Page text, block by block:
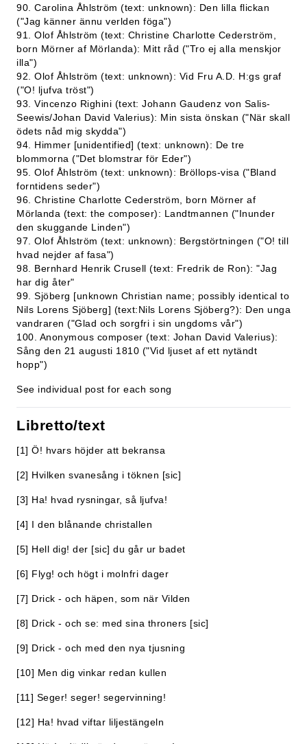
90. Carolina Åhlström (text: unknown): Den lilla flickan
("Jag känner ännu verlden föga")
91. Olof Åhlström (text: Christine Charlotte Cederström,
born Mörner af Mörlanda): Mitt råd ("Tro ej alla menskjor
illa")
92. Olof Åhlström (text: unknown): Vid Fru A.D. H:gs graf
("O! ljufva tröst")
93. Vincenzo Righini (text: Johann Gaudenz von Salis-
Seewis/Johan David Valerius): Min sista önskan ("När skall
ödets nåd mig skydda")
94. Himmer [unidentified] (text: unknown): De tre
blommorna ("Det blomstrar för Eder")
95. Olof Åhlström (text: unknown): Bröllops-visa ("Bland
forntidens seder")
96. Christine Charlotte Cederström, born Mörner af
Mörlanda (text: the composer): Landtmannen ("Inunder
den skuggande Linden")
97. Olof Åhlström (text: unknown): Bergstörtningen ("O! till
hvad nejder af fasa")
98. Bernhard Henrik Crusell (text: Fredrik de Ron): "Jag
har dig åter"
99. Sjöberg [unknown Christian name; possibly identical to
Nils Lorens Sjöberg] (text:Nils Lorens Sjöberg?): Den unga
vandraren ("Glad och sorgfri i sin ungdoms vår")
100. Anonymous composer (text: Johan David Valerius):
Sång den 21 augusti 1810 ("Vid ljuset af ett nytändt
hopp")
See individual post for each song
Libretto/text
[1] Ö! hvars höjder att bekransa
[2] Hvilken svanesång i töknen [sic]
[3] Ha! hvad rysningar, så ljufva!
[4] I den blånande christallen
[5] Hell dig! der [sic] du går ur badet
[6] Flyg! och högt i molnfri dager
[7] Drick - och häpen, som när Vilden
[8] Drick - och se: med sina throners [sic]
[9] Drick - och med den nya tjusning
[10] Men dig vinkar redan kullen
[11] Seger! seger! segervinning!
[12] Ha! hvad viftar liljestängeln